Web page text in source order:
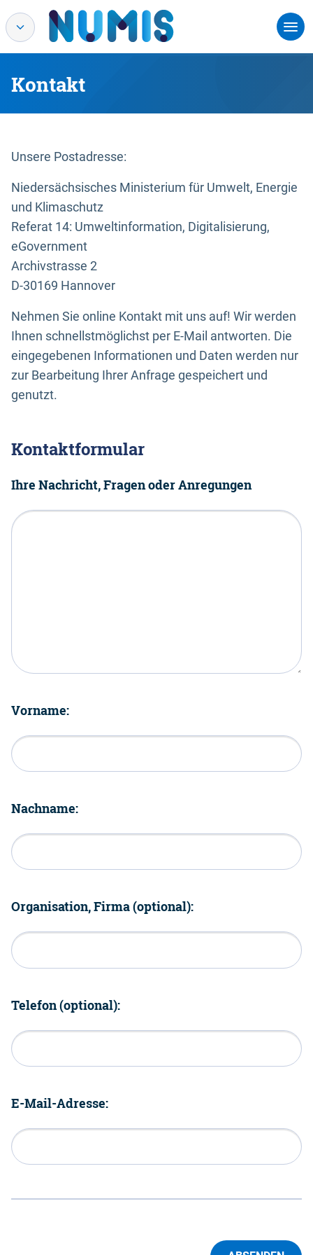
Kontakt
Unsere Postadresse:
Niedersächsisches Ministerium für Umwelt, Energie
und Klimaschutz
Referat 14: Umweltinformation, Digitalisierung,
eGovernment
Archivstrasse 2
D-30169 Hannover
Nehmen Sie online Kontakt mit uns auf! Wir werden
Ihnen schnellstmöglichst per E-Mail antworten. Die
eingegebenen Informationen und Daten werden nur
zur Bearbeitung Ihrer Anfrage gespeichert und
genutzt.
Kontaktformular
Ihre Nachricht, Fragen oder Anregungen
Vorname:
Nachname:
Organisation, Firma (optional):
Telefon (optional):
E-Mail-Adresse: